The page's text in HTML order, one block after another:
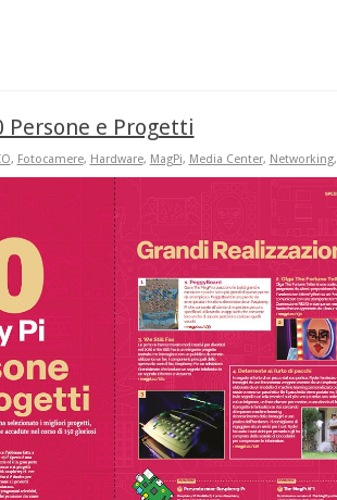
e Progetti
, Fotocamere, Hardware, MagPi, Media Center, Networking,